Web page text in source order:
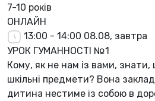
7-10 років
ОНЛАЙН
13:00 - 14:00 08.08, завтра
УРОК ГУМАННОСТІ №1
Кому, як не нам із вами,
шкільні предмети? Вона
дитина нестиме із собою в